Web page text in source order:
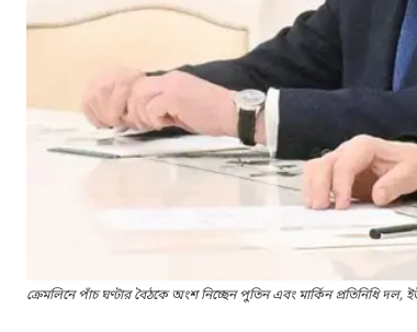
ক্রেমলিনে পাঁচ ঘণ্টার বৈঠকে অংশ নিচ্ছেন পুতিন এবং মার্কিন প্রতিনিধি দল,